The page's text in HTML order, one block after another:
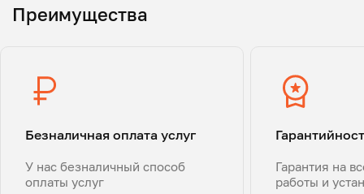
Преимущества
Безналичная оплата услуг
У нас безналичный способ
оплаты услуг
Гарантия на
работы и